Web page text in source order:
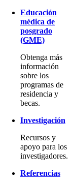
Educación
médica de
posgrado
(GME)
Obtenga más
información
sobre los
programas de
residencia y
becas.
Investigación
Recursos y
apoyo para los
investigadores.
Referencias